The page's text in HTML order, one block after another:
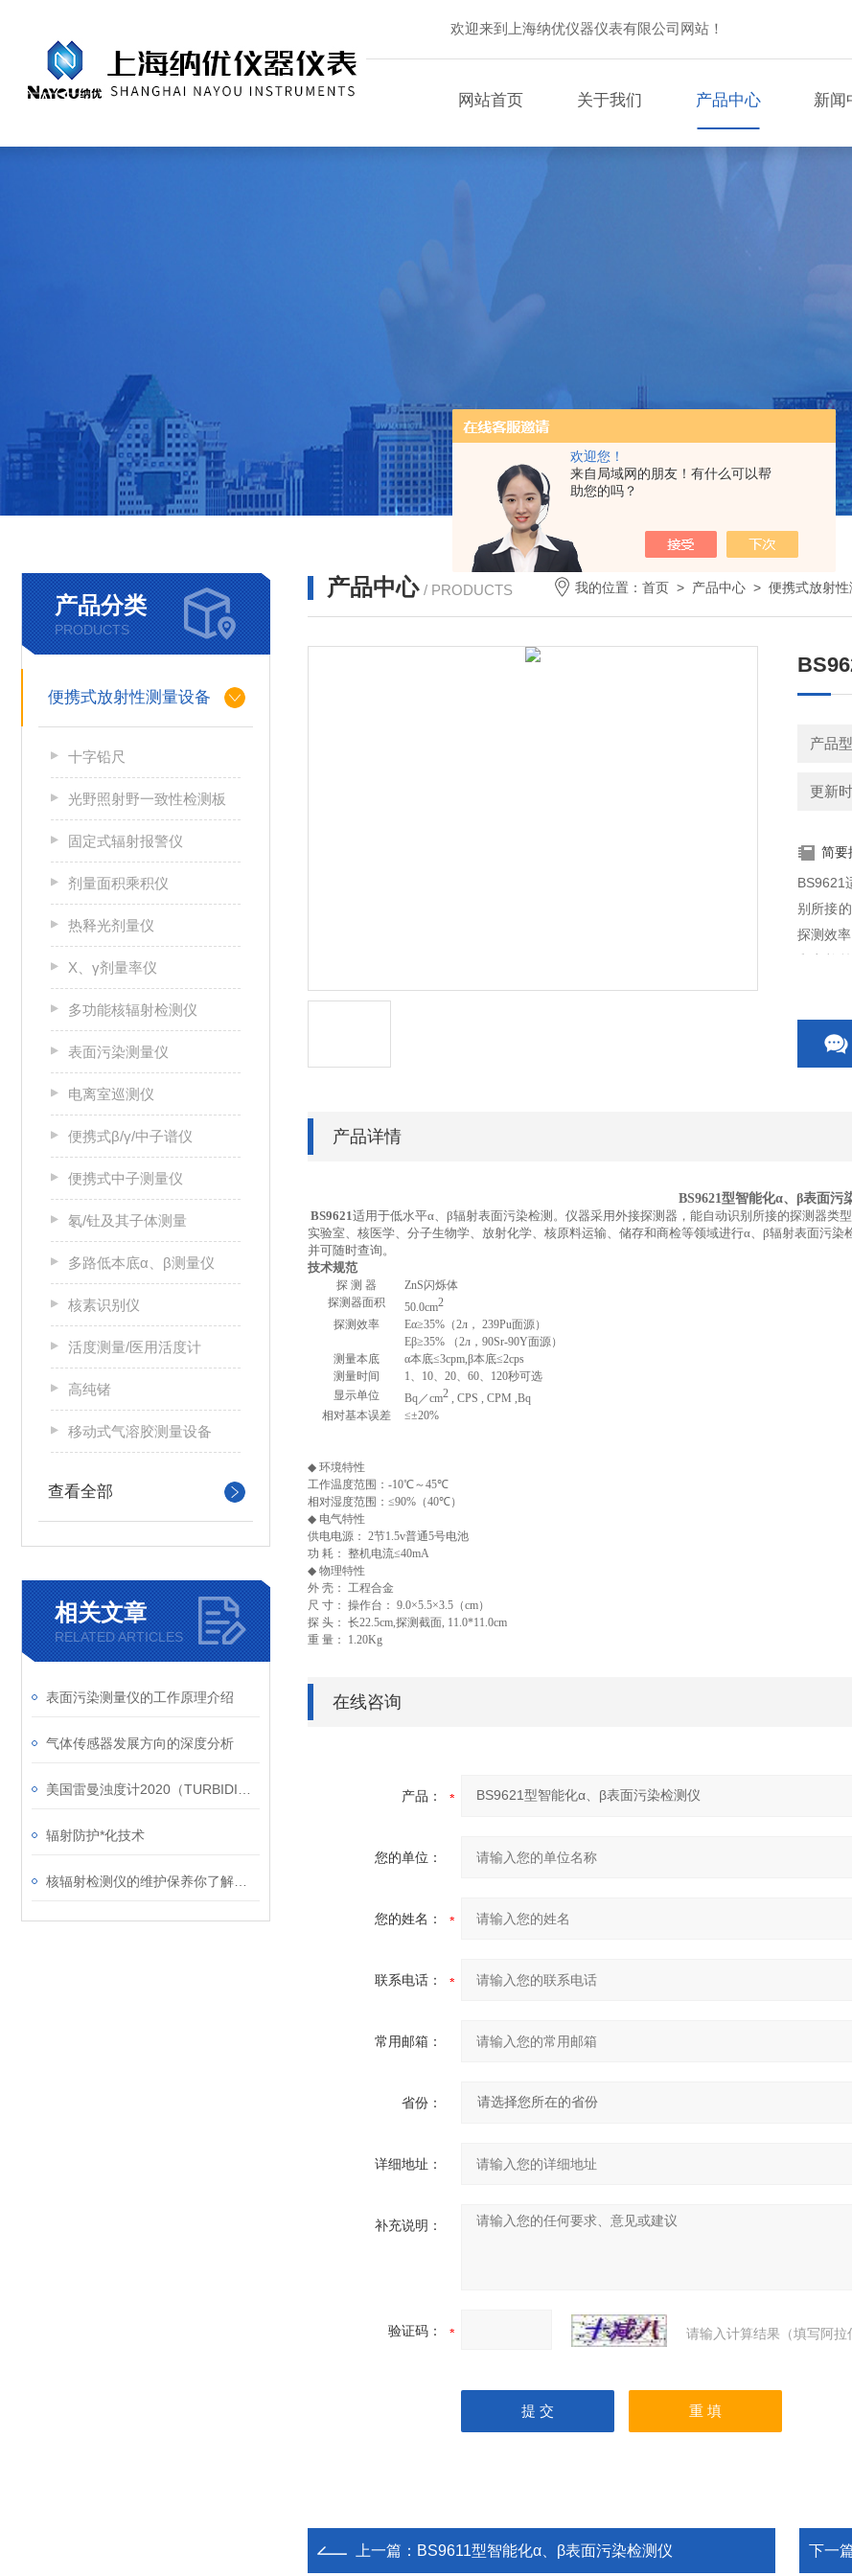
欢迎您！
来自局域网的朋友！有什么可以帮
助您的吗？
欢迎来到上海纳优仪器仪表有限公司网站！
网站首页 关于我们 产品中心 新闻
产品分类
PRODUCTS
便携式放射性测量设备
十字铅尺
光野照射野一致性检测板
固定式辐射报警仪
剂量面积乘积仪
热释光剂量仪
X、γ剂量率仪
多功能核辐射检测仪
表面污染测量仪
电离室巡测仪
便携式β/γ/中子谱仪
便携式中子测量仪
氡/钍及其子体测量
多路低本底α、β测量仪
核素识别仪
活度测量/医用活度计
高纯锗
移动式气溶胶测量设备
查看全部
相关文章
RELATED ARTICLES
表面污染测量仪的工作原理介绍
气体传感器发展方向的深度分析
辐射防护*化技术
产品中心 / PRODUCTS 我的位置： 首页 > 产品中心 > 便携式放射性
产品
更新
简要
BS9621
别所接
探测效
和商检
产品详情
BS9621型智能化α、 β表面污
BS9621适用于低水平α、β辐射表面污染检测。仪器采用外接探测器，能自动识别所接的探测器类
实验室、核医学、分子生物学、放射化学、核原料运输、储存和商检等领域进行α、β辐射表面污
并可随时查询。
技术规范
探 测 器 ZnS闪烁体
探测器面积
50.0cm2
探测效率
Eα≥35%（2л ，239Pu面源）
Eβ≥35% （2л ，90Sr-90Y面源）
测量本底
α本底≤3cpm,β本底≤2cps
测量时间
1、 10、20、60、 120秒可选
显示单位
Bq／cm2 , CPS , CPM ,Bq
相对基本误差
≤±20%
◆ 环境特性
工作温度范围： -10℃～45℃
相对湿度范围： ≤90% （40℃）
◆ 电气特性
供电电源： 2节1.5v普通5号电池
功 耗： 整机电流≤40mA
◆ 物理特性
外 壳： 工程合金
尺 寸： 操作台： 9.0×5.5×3.5 （cm）
探 头： 长22.5cm,探测截面, 11.0*11.0cm
重 量： 1.20Kg
在线咨询
产品：
您的单位：
您的姓名：
联系电话：
常用邮箱：
省份：
详细地址：
补充说明：
验证码： 请输入计算结果（填写阿
上一篇： BS9611型智能化α、β表面污染检测仪 下一